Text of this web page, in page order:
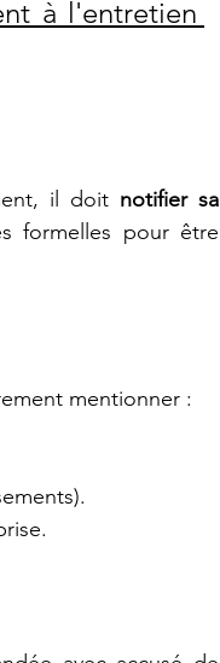
à l'entretien
il doit notifier sa
formelles pour être
mentionner :